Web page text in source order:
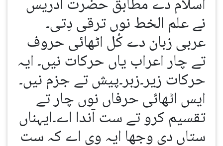
اسلام دے مطابق حضرت ادریس ؑ
نے علم الخط نوں ترقی دِتی۔
عربی زبان دے کُل اٹھائی حروف
تے چار اعراب یاں حرکات نیں۔ ایہ
حرکات زیر۔زبر۔پیش تے جزم نیں۔
ایس اٹھائی حرفاں نوں چار تے
تقسیم کرو تے ست آندا اے۔ایہناں
ستاں دی وجھا ایہ وی اے کہ ست